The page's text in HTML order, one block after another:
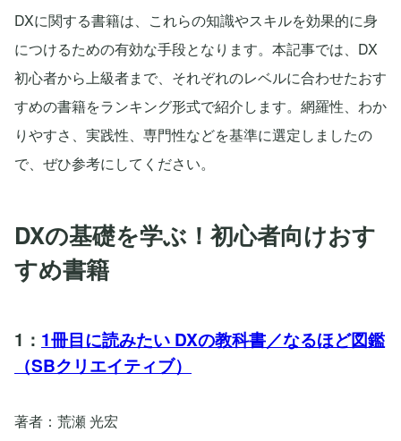
DXに関する書籍は、これらの知識やスキルを効果的に身
につけるための有効な手段となります。本記事では、DX
初心者から上級者まで、それぞれのレベルに合わせたおす
すめの書籍をランキング形式で紹介します。網羅性、わか
りやすさ、実践性、専門性などを基準に選定しましたの
で、ぜひ参考にしてください。
DXの基礎を学ぶ！初心者向けおす
すめ書籍
1： 1冊目に読みたい DXの教科書／なるほど図鑑
（SBクリエイティブ）
著者：荒瀬 光宏